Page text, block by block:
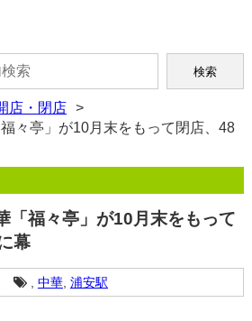
店・閉店
々亭」が10月末をもって閉店、48
「福々亭」が10月末をもって
幕
, 中華, 浦安駅